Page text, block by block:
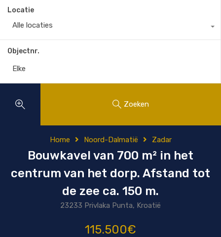
Locatie
Alle locaties
Objectnr.
Zoeken
Home Noord-Dalmatië Zadar
Bouwkavel van 700 m² in het
centrum van het dorp. Afstand tot
de zee ca. 150 m.
23233 Privlaka Punta, Kroatië
115.500€